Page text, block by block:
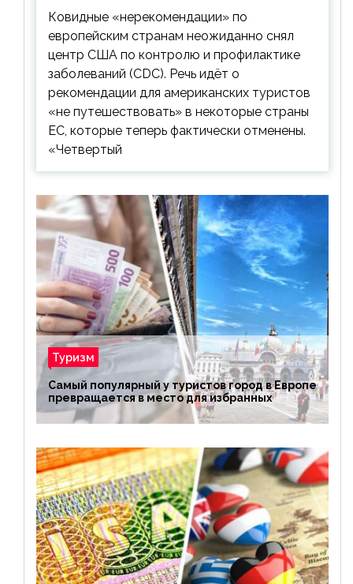
Ковидные «нерекомендации» по
европейским странам неожиданно снял
центр США по контролю и профилактике
заболеваний (CDC). Речь идёт о
рекомендации для американских туристов
«не путешествовать» в некоторые страны
ЕС, которые теперь фактически отменены.
«Четвертый
Туризм
Самый популярный у туристов город в Европе
превращается в место для избранных